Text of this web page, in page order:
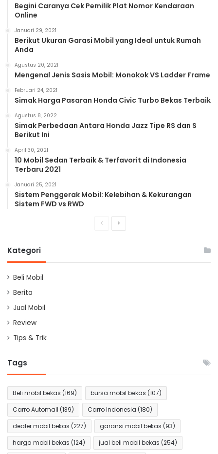
Begini Caranya Cek Pemilik Plat Nomor Kendaraan
Online
Januari 29, 2021
Berikut Ukuran Garasi Mobil yang Ideal untuk Rumah
Anda
Agustus 20, 2021
Mengenal Jenis Sasis Mobil: Monokok VS Ladder Frame
Februari 24, 2021
Simak Harga Pasaran Honda Civic Turbo Bekas Terbaik
Agustus 8, 2022
Simak Perbedaan Antara Honda Jazz Tipe RS dan S
Berikut Ini
April 30, 2021
10 Mobil Sedan Terbaik & Terfavorit di Indonesia
Terbaru 2021
Januari 25, 2021
Sistem Penggerak Mobil: Kelebihan & Kekurangan
Sistem FWD vs RWD
PreviousNext
Kategori
Beli Mobil
Berita
Jual Mobil
Review
Tips & Trik
Tags
Beli mobil bekas (169) bursa mobil bekas (107)
Carro Automall (139) Carro Indonesia (180)
dealer mobil bekas (227) garansi mobil bekas (93)
harga mobil bekas (124) jual beli mobil bekas (254)